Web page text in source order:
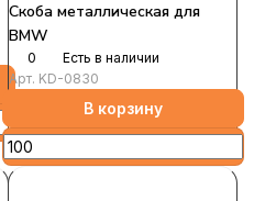
Скоба металлическая для
BMW
0
Есть в наличии
Арт. KD-0830
В корзину